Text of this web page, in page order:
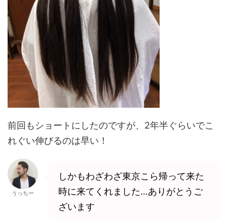
前回もショートにしたのですが、2年半ぐらいでこ
れぐい伸びるのは早い！
うっちー
しかもわざわざ東京こら帰って来た
時に来てくれました…ありがとうご
ざいます